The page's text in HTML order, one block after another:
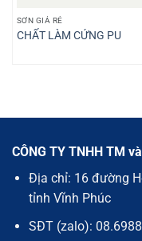
SƠN GIÁ RẺ
CHẤT LÀM CỨNG PU
CÔNG TY TNHH TM
Địa chỉ: 16 đường
tỉnh Vĩnh Phúc
SĐT (zalo):